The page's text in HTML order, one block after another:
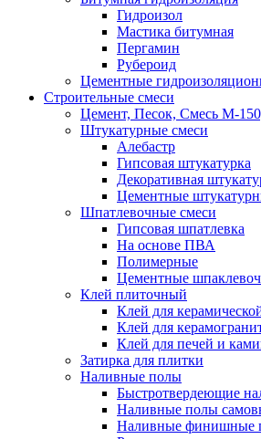
Гидроизол
Мастика битумная
Пергамин
Рубероид
Цементные
Строительные смеси
Цемент, Песок, Смесь М-
Штукатурные смеси
Алебастр
Гипсовая штукатурка
Декоративная
Цементные
Шпатлевочные смеси
Гипсовая шпатлевка
На основе ПВА
Полимерные
Цементные
Клей плиточный
Клей для
Клей для
Клей для печей и
Затирка для плитки
Наливные полы
Быстротвердеющие
Наливные полы
Наливные финишные